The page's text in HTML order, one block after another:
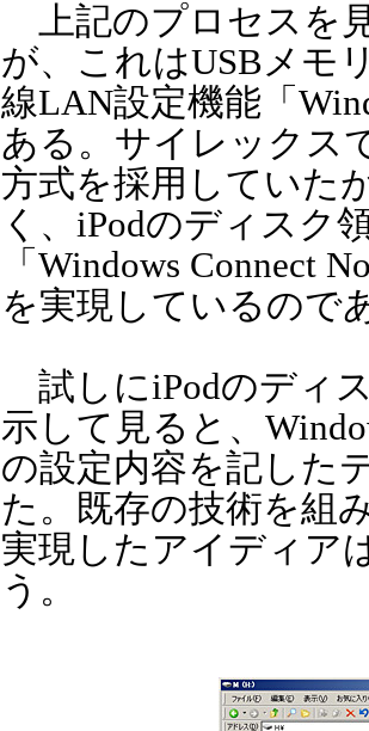
上記のプロセスを
が、これはUSBメモ
線LAN設定機能「
ある。サイレックス
方式を採用していた
く、iPodのディスク
「Windows Connect
を実現しているので
試しにiPodのディ
示して見ると、
の設定内容を記した
た。既存の技術を組
実現したアイディア
う。